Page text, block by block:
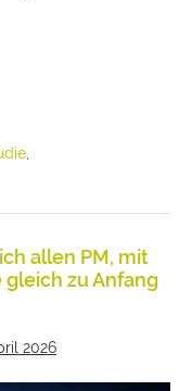
allen PM, mit
zu Anfang
2026